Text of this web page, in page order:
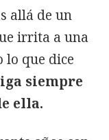
allá de un
irrita a una
lo que dice
siempre
ella.